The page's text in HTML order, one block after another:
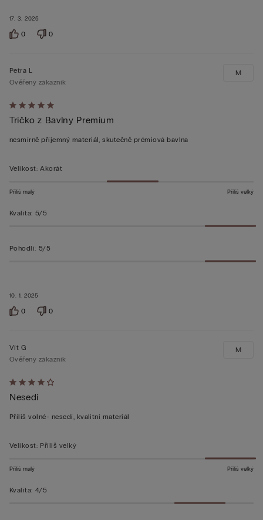
17. 3. 2025
0 0
Hodnocení:
5
z 5
10. 1. 2025
Petra L
Ověřený zákazník
Tričko z Bavlny Premium
nesmírně příjemný materiál, skutečně prémiová bavlna
M
Velikost: Akorát
Příliš malý Příliš velký
Kvalita: 5/5
Pohodlí: 5/5
0 0
Hodnocení:
4
z 5
Vít G
Ověřený zákazník
Nesedí
Příliš volné- nesedí, kvalitní materiál
M
Velikost: Příliš velký
Příliš malý Příliš velký
Kvalita: 4/5